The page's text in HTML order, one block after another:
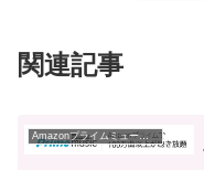
関連記事
Amazonプライムミュージック